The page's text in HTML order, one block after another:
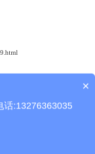
产品包含安装吗？
×
话:13276363035